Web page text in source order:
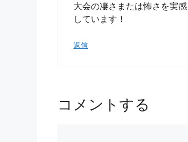
大会の凄さまたは怖さを実
しています！
返信
コメントする